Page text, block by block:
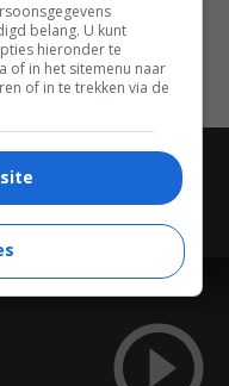
belang. U kunt
hieronder te
of in het sitemenu naar
of in te trekken via de